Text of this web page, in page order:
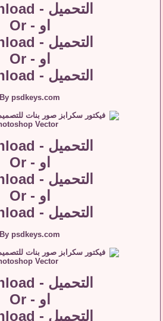
التحميل - Download
او - Or
التحميل - Download
او - Or
التحميل - Download
By psdkeys.com
التحميل - Download
او - Or
التحميل - Download
او - Or
التحميل - Download
By psdkeys.com
التحميل - Download
او - Or
التحميل - Download